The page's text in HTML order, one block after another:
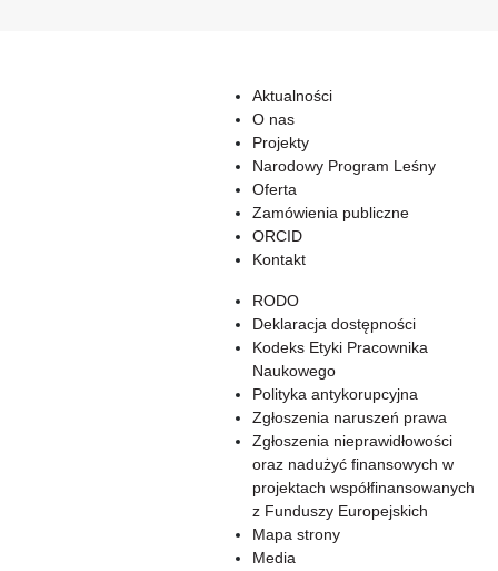
Aktualności
O nas
Projekty
Narodowy Program Leśny
Oferta
Zamówienia publiczne
ORCID
Kontakt
RODO
Deklaracja dostępności
Kodeks Etyki Pracownika
Naukowego
Polityka antykorupcyjna
Zgłoszenia naruszeń prawa
Zgłoszenia nieprawidłowości
oraz nadużyć finansowych w
projektach współfinansowanych
z Funduszy Europejskich
Mapa strony
Media